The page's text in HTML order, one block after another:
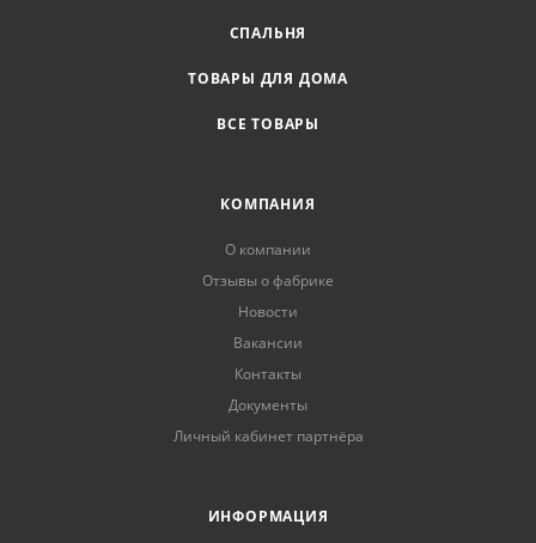
СПАЛЬНЯ
ТОВАРЫ ДЛЯ ДОМА
ВСЕ ТОВАРЫ
КОМПАНИЯ
О компании
Отзывы о фабрике
Новости
Вакансии
Контакты
Документы
Личный кабинет партнёра
ИНФОРМАЦИЯ